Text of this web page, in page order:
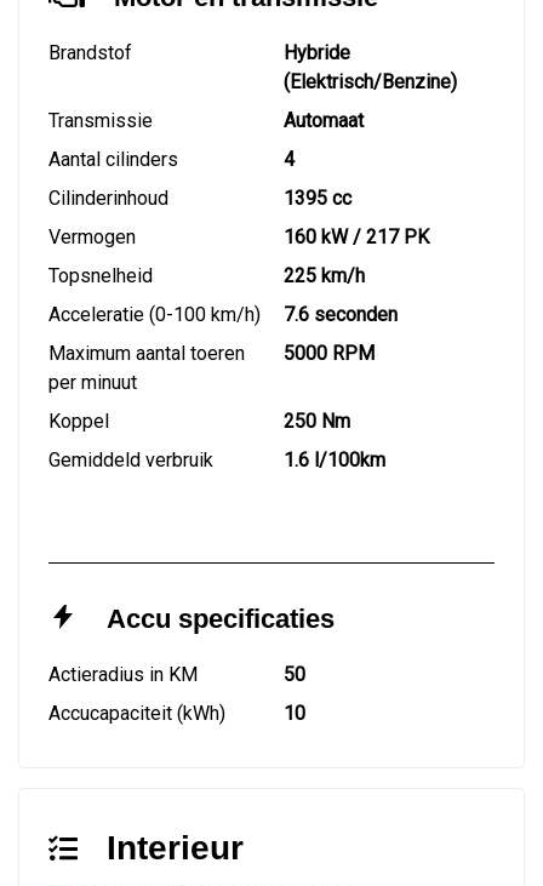
Brandstof
Hybride
(Elektrisch/Benzine)
Transmissie
Automaat
Aantal cilinders
4
Cilinderinhoud
1395 cc
Vermogen
160 kW / 217 PK
Topsnelheid
225 km/h
Acceleratie (0-100 km/h)
7.6 seconden
Maximum aantal toeren
per minuut
5000 RPM
Koppel
250 Nm
Gemiddeld verbruik
1.6 l/100km
Accu specificaties
Actieradius in KM
50
Accucapaciteit (kWh)
10
Interieur